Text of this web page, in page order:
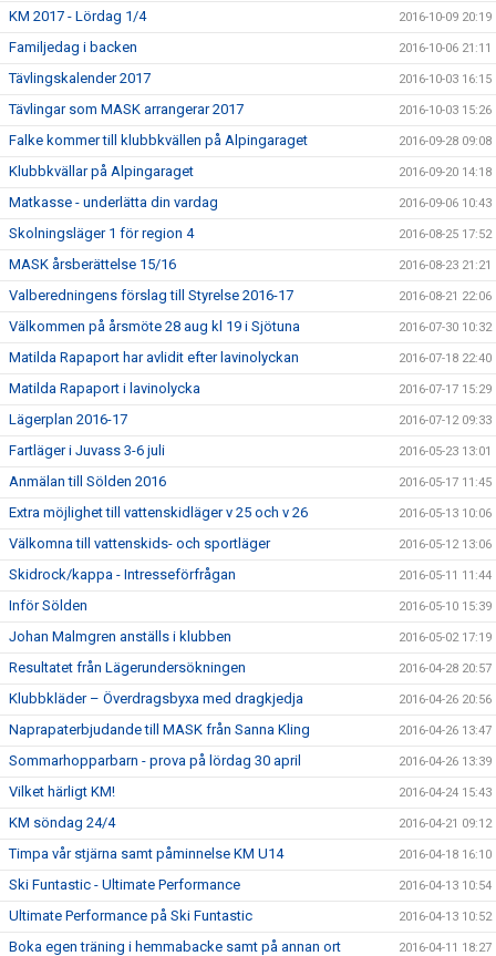
KM 2017 - Lördag 1/4 2016-10-09 20:19
Familjedag i backen 2016-10-06 21:11
Tävlingskalender 2017 2016-10-03 16:15
Tävlingar som MASK arrangerar 2017 2016-10-03 15:26
Falke kommer till klubbkvällen på Alpingaraget 2016-09-28 09:08
Klubbkvällar på Alpingaraget 2016-09-20 14:18
Matkasse - underlätta din vardag 2016-09-06 10:43
Skolningsläger 1 för region 4 2016-08-25 17:52
MASK årsberättelse 15/16 2016-08-23 21:21
Valberedningens förslag till Styrelse 2016-17 2016-08-21 22:06
Välkommen på årsmöte 28 aug kl 19 i Sjötuna 2016-07-30 10:32
Matilda Rapaport har avlidit efter lavinolyckan 2016-07-18 22:40
Matilda Rapaport i lavinolycka 2016-07-17 15:29
Lägerplan 2016-17 2016-07-12 09:33
Fartläger i Juvass 3-6 juli 2016-05-23 13:01
Anmälan till Sölden 2016 2016-05-17 11:45
Extra möjlighet till vattenskidläger v 25 och v 26 2016-05-13 10:06
Välkomna till vattenskids- och sportläger 2016-05-12 13:06
Skidrock/kappa - Intresseförfrågan 2016-05-11 11:44
Inför Sölden 2016-05-10 15:39
Johan Malmgren anställs i klubben 2016-05-02 17:19
Resultatet från Lägerundersökningen 2016-04-28 20:57
Klubbkläder – Överdragsbyxa med dragkjedja 2016-04-26 20:56
Naprapaterbjudande till MASK från Sanna Kling 2016-04-26 13:47
Sommarhopparbarn - prova på lördag 30 april 2016-04-26 13:39
Vilket härligt KM! 2016-04-24 15:43
KM söndag 24/4 2016-04-21 09:12
Timpa vår stjärna samt påminnelse KM U14 2016-04-18 16:10
Ski Funtastic - Ultimate Performance 2016-04-13 10:54
Ultimate Performance på Ski Funtastic 2016-04-13 10:52
Boka egen träning i hemmabacke samt på annan ort 2016-04-11 18:27